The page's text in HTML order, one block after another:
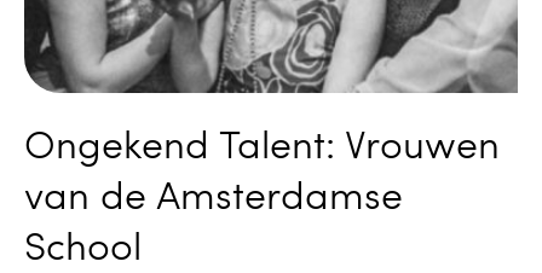
Ongekend Talent: Vrouwen
van de Amsterdamse
School